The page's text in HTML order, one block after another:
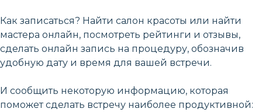
Как записаться? Найти салон красоты или найти
мастера онлайн, посмотреть рейтинги и отзывы,
сделать онлайн запись на процедуру, обозначив
удобную дату и время для вашей встречи.
И сообщить некоторую информацию, которая
поможет сделать встречу наиболее продуктивной: